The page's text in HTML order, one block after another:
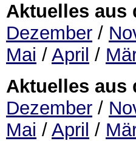
Aktuelles aus
Dezember /
Mai / April /
Aktuelles aus
Dezember /
Mai / April /